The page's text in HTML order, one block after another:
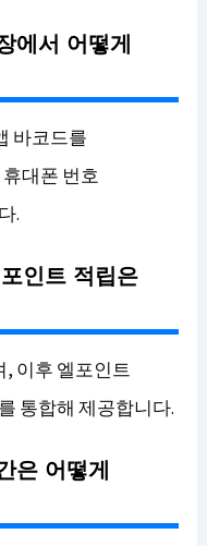
에서 어떻게
바코드를
대폰 번호
.
인트 적립은
, 이후 엘포인트
통합해 제공합니다.
은 어떻게